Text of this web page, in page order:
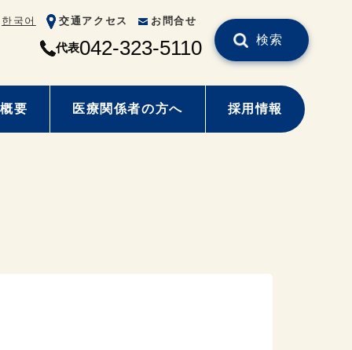
한국어 交通アクセス お問合せ
代表042-323-5110 検索
要 医療関係者の方へ 採用情報